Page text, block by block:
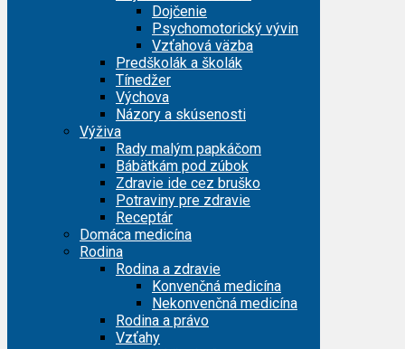
Dojčenie
Psychomotorický vývin
Vzťahová väzba
Predškolák a školák
Tínedžer
Výchova
Názory a skúsenosti
Výživa
Rady malým papkáčom
Bábätkám pod zúbok
Zdravie ide cez bruško
Potraviny pre zdravie
Receptár
Domáca medicína
Rodina
Rodina a zdravie
Konvenčná medicína
Nekonvenčná medicína
Rodina a právo
Vzťahy